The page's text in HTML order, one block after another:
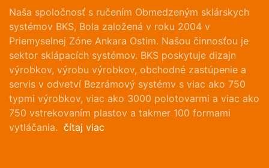
Naša spoločnosť s ručením Obmedzeným sklárskych
systémov BKS, Bola založená v roku 2004 v
Priemyselnej Zóne Ankara Ostim. Našou činnosťou je
sektor sklápacích systémov. BKS poskytuje dizajn
výrobkov, výrobu výrobkov, obchodné zastúpenie a
servis v odvetví Bezrámový systémv s viac ako 750
typmi výrobkov, viac ako 3000 polotovarmi a viac ako
750 vstrekovaním plastov a takmer 100 formami
vytláčania. čítaj viac